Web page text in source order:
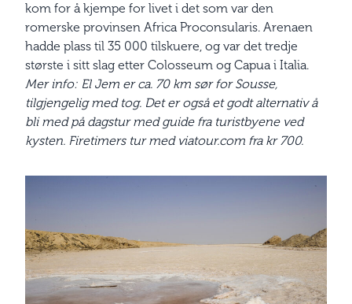
kom for å kjempe for livet i det som var den
romerske provinsen Africa Proconsularis. Arenaen
hadde plass til 35 000 tilskuere, og var det tredje
største i sitt slag etter Colosseum og Capua i Italia.
Mer info: El Jem er ca. 70 km sør for Sousse,
tilgjengelig med tog. Det er også et godt alternativ å
bli med på dagstur med guide fra turistbyene ved
kysten. Firetimers tur med viatour.com fra kr 700.